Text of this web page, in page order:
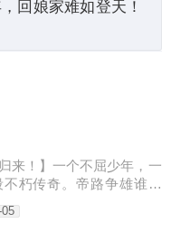
回娘家难如登天！
来！】一个不屈少年，一
朽传奇。帝路争雄谁为
！3w471-25091
05